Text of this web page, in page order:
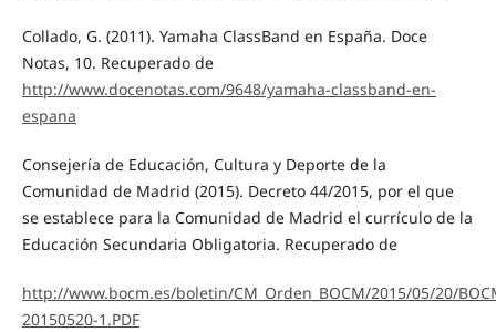
Collado, G. (2011). Yamaha ClassBand en España. Doce
Notas, 10. Recuperado de
http://www.docenotas.com/9648/yamaha-classband-en-
espana
Consejería de Educación, Cultura y Deporte de la
Comunidad de Madrid (2015). Decreto 44/2015, por el que
se establece para la Comunidad de Madrid el currículo de la
Educación Secundaria Obligatoria. Recuperado de
http://www.bocm.es/boletin/CM_Orden_BOCM/2015/05/20/
20150520-1.PDF